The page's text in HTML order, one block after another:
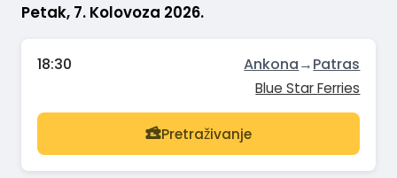
Petak, 7. Kolovoza 2026.
18:30 Ankona→Patras
Blue Star Ferries
Pretraživanje